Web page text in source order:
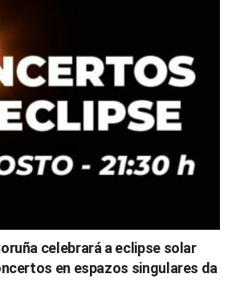
celebrará a eclipse solar
en espazos singulares da